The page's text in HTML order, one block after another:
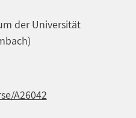
der Universität
A26042